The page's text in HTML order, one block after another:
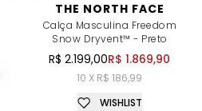
THE NORTH FACE
Calça Masculina Freedom
Snow Dryvent™ - Preto
R$ 2.199,00R$ 1.869,90
10 X R$ 186,99
WISHLIST